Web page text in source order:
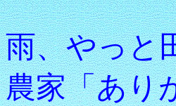
雨、やっと
農家「あり